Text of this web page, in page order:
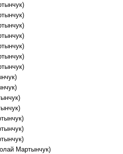
Мартынчук)